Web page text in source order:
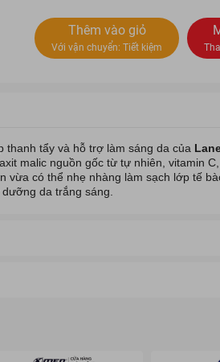
Thêm vào giỏ
Với vận chuyển:Tiết kiệm
thanh tẩy và hỗ trợ làm sáng da của
malic nguồn gốc từ tự nhiên, vitamin
vừa có thể nhẹ nhàng làm sạch lớp tế
da trắng sáng.